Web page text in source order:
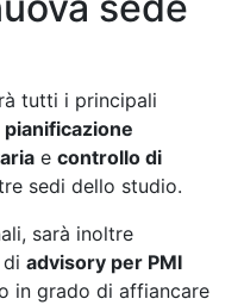
tutti i principali
pianificazione
e controllo di
sedi dello studio.
sarà inoltre
advisory per PMI
in grado di affiancare